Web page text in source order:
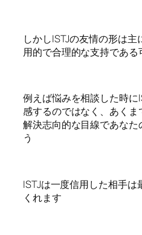
しかしISTJの友情の形は
用的で合理的な支持であ
例えば悩みを相談した時に
感するのではなく、あく
解決志向的な目線であなた
う
ISTJは一度信用した相手
くれます